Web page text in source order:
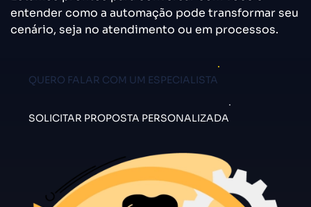
entender como a automação pode transformar seu
cenário, seja no atendimento ou em processos.
QUERO FALAR COM UM ESPECIALISTA
SOLICITAR PROPOSTA PERSONALIZADA